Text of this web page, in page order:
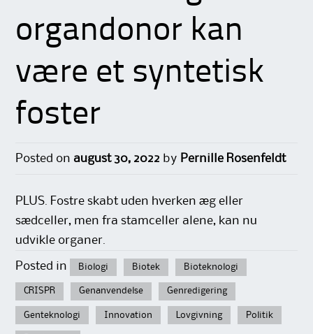
organdonor kan
være et syntetisk
foster
Posted on august 30, 2022 by Pernille Rosenfeldt
PLUS. Fostre skabt uden hverken æg eller
sædceller, men fra stamceller alene, kan nu
udvikle organer.
Posted in Biologi Biotek Bioteknologi
CRISPR Genanvendelse Genredigering
Genteknologi Innovation Lovgivning Politik